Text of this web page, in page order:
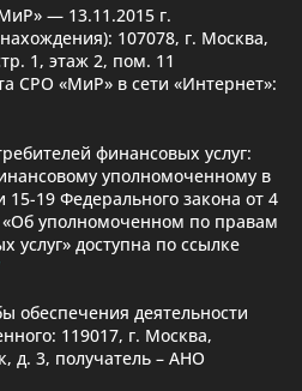
— 13.11.2015 г.
107078, г. Москва,
1, этаж 2, пом. 11
СРО «МиР» в сети «Интернет»:
финансовых услуг:
уполномоченному в
15-19 Федерального закона от 4
уполномоченном по правам
услуг» доступна по ссылке
обеспечения деятельности
119017, г. Москва,
д. 3, получатель – АНО